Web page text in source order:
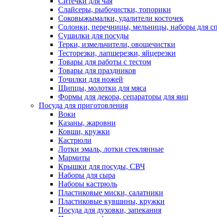
Слайсеры, рыбочистки, топорики
Соковыжымалки, удалители косточек
Солонки, перечницы, мельницы, наборы для
Сушилки для посуды
Терки, измельчители, овощечистки
Тесторезки, лапшерезки, яйцерезки
Товары для работы с тестом
Товары для праздников
Точилки для ножей
Щипцы, молотки для мяса
Формы для декора, сепараторы для яиц
Посуда для приготовления
Воки
Казаны, жаровни
Ковши, кружки
Кастрюли
Лотки эмаль, лотки стеклянные
Мармиты
Крышки для посуды, СВЧ
Наборы для сыра
Наборы кастрюль
Пластиковые миски, салатники
Пластиковые кувшины, кружки
Посуда для духовки, запекания